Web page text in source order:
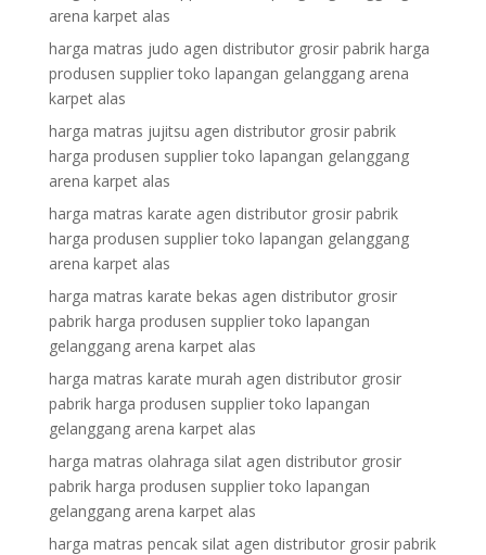
arena karpet alas
harga matras judo agen distributor grosir pabrik harga
produsen supplier toko lapangan gelanggang arena
karpet alas
harga matras jujitsu agen distributor grosir pabrik
harga produsen supplier toko lapangan gelanggang
arena karpet alas
harga matras karate agen distributor grosir pabrik
harga produsen supplier toko lapangan gelanggang
arena karpet alas
harga matras karate bekas agen distributor grosir
pabrik harga produsen supplier toko lapangan
gelanggang arena karpet alas
harga matras karate murah agen distributor grosir
pabrik harga produsen supplier toko lapangan
gelanggang arena karpet alas
harga matras olahraga silat agen distributor grosir
pabrik harga produsen supplier toko lapangan
gelanggang arena karpet alas
harga matras pencak silat agen distributor grosir pabrik